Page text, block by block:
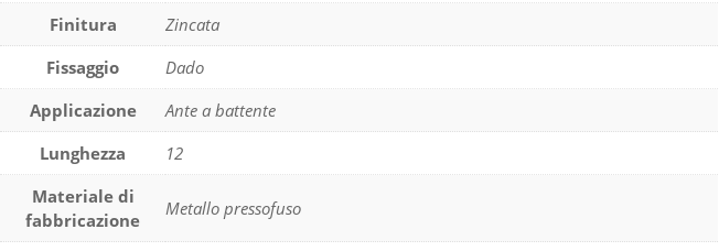
Finitura
Zincata
Fissaggio
Dado
Applicazione
Ante a battente
Lunghezza
12
Materiale di
fabbricazione
Metallo pressofuso